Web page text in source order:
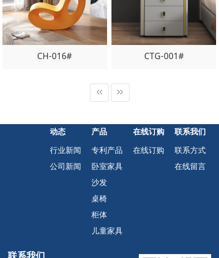
CH-016# CTG-001#
动态
行业新闻
公司新闻
产品
专利产品
卧室家具
沙发
桌椅
柜体
儿童家具
在线订购
在线订购
联系我们
联系方式
在线留言
联系我们